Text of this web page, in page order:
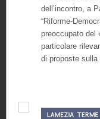
dell’incontro, a
“Riforme-
preoccupato del
particolare
di proposte